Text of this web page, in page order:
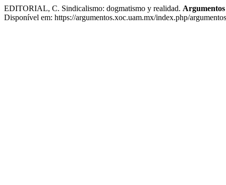
EDITORIAL, C. Sindicalismo: dogmatismo y realidad.
Disponível em: https://argumentos.xoc.uam.mx/index.php/